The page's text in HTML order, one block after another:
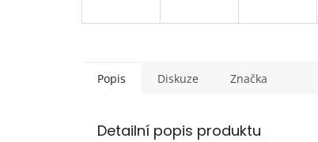
Popis Diskuze Značka
Detailní popis produktu